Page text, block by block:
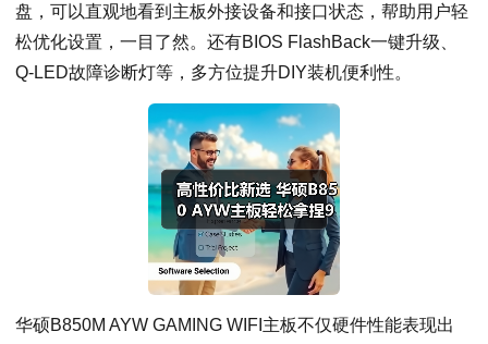
盘，可以直观地看到主板外接设备和接口状态，帮助用户轻
松优化设置，一目了然。还有BIOS FlashBack一键升级、
Q-LED故障诊断灯等，多方位提升DIY装机便利性。
华硕B850M AYW GAMING WIFI主板不仅硬件性能表现出